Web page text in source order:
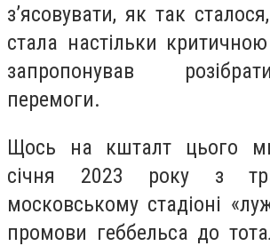
з’ясовувати, як так
стала настільки
запропонував
перемоги.
Щось на кшталт цього
січня 2023 року з
московському стадіоні
промови геббельса до